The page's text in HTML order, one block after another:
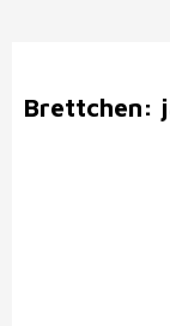
Brettchen: